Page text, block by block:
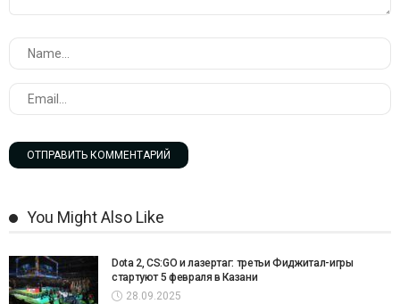
You Might Also Like
Dota 2, CS:GO и лазертаг: третьи Фиджитал-игры
стартуют 5 февраля в Казани
28.09.2025